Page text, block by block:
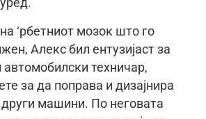
‘рбетниот мозок што го
Алекс бил ентузијаст за
техничар,
за да поправа и дизајнира
други машини. По неговата